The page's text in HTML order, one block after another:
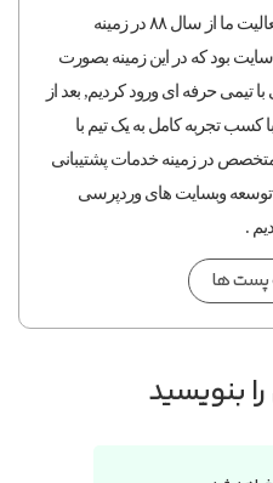
شروع فعالیت ما از سال ۸۸ در زمینه
بود که در این زمینه بصورت
تیمی حرفه ای ورود کردیم, بعد از
کسب تجربه کامل به یک تیم با
در زمینه خدمات پشتیبانی
وبسایت های وردپرسی
.
ها
بنویسید